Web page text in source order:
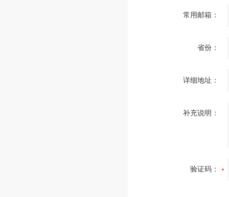
常用邮箱：
省份：
详细地址：
补充说明：
验证码：